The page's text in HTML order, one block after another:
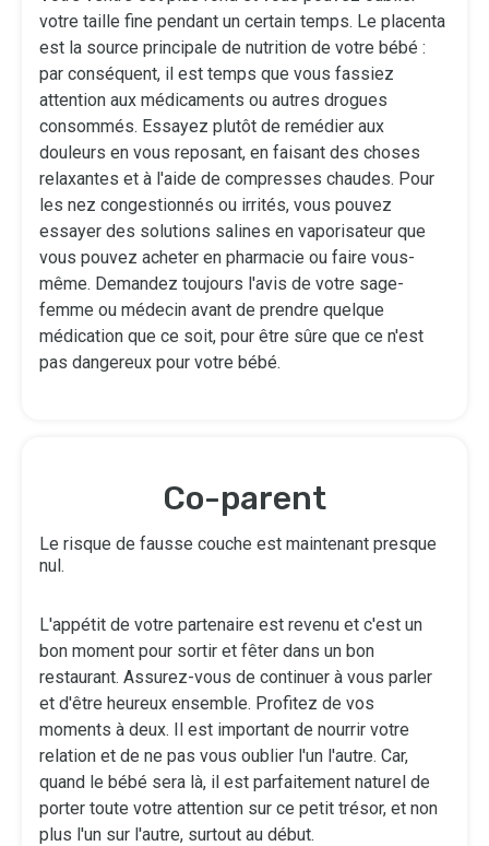
votre taille fine pendant un certain temps. Le placenta
est la source principale de nutrition de votre bébé :
par conséquent, il est temps que vous fassiez
attention aux médicaments ou autres drogues
consommés. Essayez plutôt de remédier aux
douleurs en vous reposant, en faisant des choses
relaxantes et à l'aide de compresses chaudes. Pour
les nez congestionnés ou irrités, vous pouvez
essayer des solutions salines en vaporisateur que
vous pouvez acheter en pharmacie ou faire vous-
même. Demandez toujours l'avis de votre sage-
femme ou médecin avant de prendre quelque
médication que ce soit, pour être sûre que ce n'est
pas dangereux pour votre bébé.
Co-parent
Le risque de fausse couche est maintenant presque
nul.
L'appétit de votre partenaire est revenu et c'est un
bon moment pour sortir et fêter dans un bon
restaurant. Assurez-vous de continuer à vous parler
et d'être heureux ensemble. Profitez de vos
moments à deux. Il est important de nourrir votre
relation et de ne pas vous oublier l'un l'autre. Car,
quand le bébé sera là, il est parfaitement naturel de
porter toute votre attention sur ce petit trésor, et non
plus l'un sur l'autre, surtout au début.